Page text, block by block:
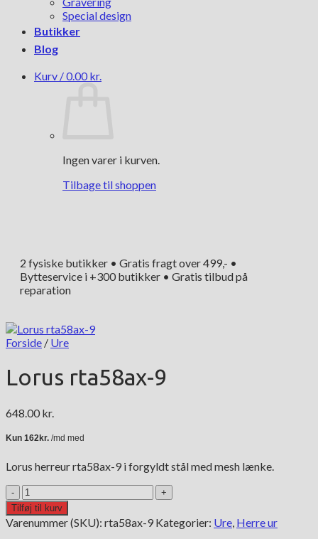
Special design
Butikker
Blog
Kurv /0.00 kr.
Ingen varer i kurven.
Tilbage til shoppen
2 fysiske butikker • Gratis fragt over 499,- •
Bytteservice i +300 butikker • Gratis tilbud på
reparation
Forside / Ure
Lorus rta58ax-9
648.00 kr.
Lorus herreur rta58ax-9 i forgyldt stål med mesh lænke.
Lorus
rta58ax-
9
antal
Tilføj til kurv
Varenummer (SKU): rta58ax-9 Kategorier: Ure, Herre ur